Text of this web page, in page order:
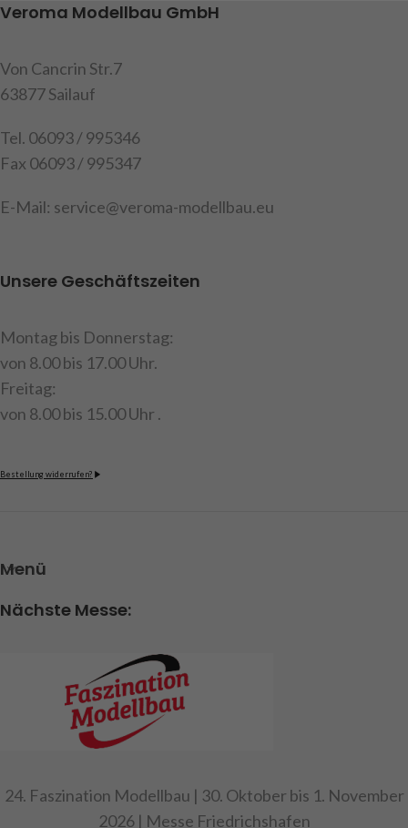
Veroma Modellbau GmbH
Von Cancrin Str.7
63877 Sailauf
Tel. 06093 / 995346
Fax 06093 / 995347
E-Mail: service@veroma-modellbau.eu
Unsere Geschäftszeiten
Montag bis Donnerstag:
von 8.00 bis 17.00 Uhr.
Freitag:
von 8.00 bis 15.00 Uhr .
Bestellung widerrufen?
Menü
Nächste Messe:
24. Faszination Modellbau | 30. Oktober bis 1. November
2026 | Messe Friedrichshafen